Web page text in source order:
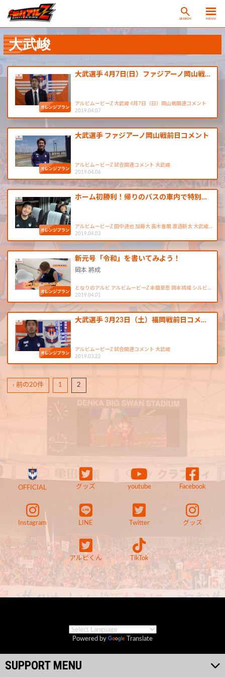
SEARCH MENU
大武峻
大武選手 4月7日(日）ファジアーノ岡山戦…
アルビムービーZ 大武峻 4月7日（日）岡山戦関連コメント
2019.04.07
大武選手 ファジアーノ岡山戦前日コメント
アルビムービーZ 試合関連コメント 大武峻
2019.04.06
ホーム初勝利！帰りのバスの車内で特別…
アルビムービーZ 田中達也 加藤大 高木善朗 渡邉新太 大武峻…
2019.04.03
新元号「令和」を書いてみよう！
岡本 將成
となりのアルビ アルビムービーZ 本間至恩 岡本將成 シルビ…
2019.04.01
大武選手 3月23日（土）福岡戦前日コメ…
アルビムービーZ 試合関連コメント 大武峻
2019.03.22
‹ 前の20件 1 2
OFFICIAL グッズ youtube Facebook
Instagram LINE Twitter グッズ
アルビくん TikTok
Powered by Translate
SUPPORT MENU